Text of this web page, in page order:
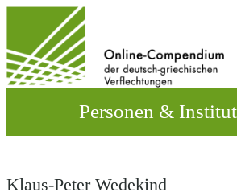
wechseln
Personen &
Klaus-Peter Wedekind